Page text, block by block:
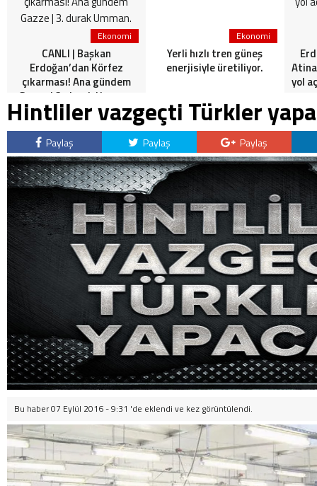
Ekonomi
CANLI | Başkan
Erdoğan’dan Körfez
çıkarması! Ana gündem
Gazze | 3. durak Umman.
Ekonomi
Yerli hızlı tren güneş
enerjisiyle üretiliyor.
yol
Hintliler vazgeçti Türkler
Paylaş Paylaş Paylaş
Bu haber 07 Eylül 2016 - 9:31 'de eklendi ve kez görüntülendi.